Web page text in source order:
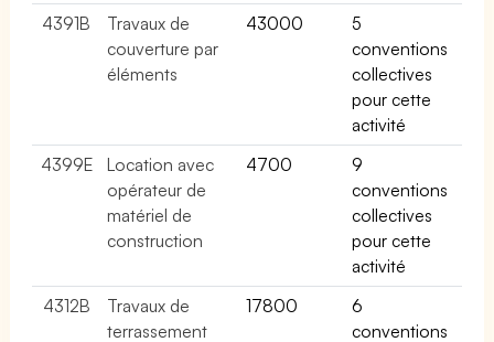
4391B
Travaux de
couverture par
éléments
43000
5
conventions
collectives
pour cette
activité
4399E
Location avec
opérateur de
matériel de
construction
4700
9
conventions
collectives
pour cette
activité
4312B
Travaux de
terrassement
17800
6
conventions